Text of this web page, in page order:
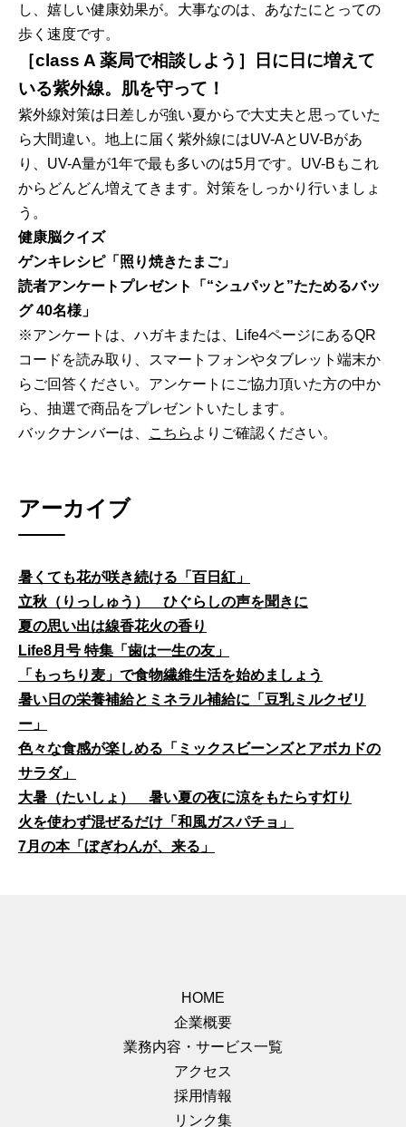
し、嬉しい健康効果が。大事なのは、あなたにとっての
歩く速度です。
［class A 薬局で相談しよう］日に日に増えて
いる紫外線。肌を守って！
紫外線対策は日差しが強い夏からで大丈夫と思っていた
ら大間違い。地上に届く紫外線にはUV-AとUV-Bがあ
り、UV-A量が1年で最も多いのは5月です。UV-Bもこれ
からどんどん増えてきます。対策をしっかり行いましょ
う。
健康脳クイズ
ゲンキレシピ「照り焼きたまご」
読者アンケートプレゼント「“シュパッと”たためるバッ
グ 40名様」
※アンケートは、ハガキまたは、Life4ページにあるQR
コードを読み取り、スマートフォンやタブレット端末か
らご回答ください。アンケートにご協力頂いた方の中か
ら、抽選で商品をプレゼントいたします。
バックナンバーは、
こちら よりご確認ください。
アーカイブ
暑くても花が咲き続ける「百日紅」
立秋（りっしゅう） ひぐらしの声を聞きに
夏の思い出は線香花火の香り
Life8月号 特集「歯は一生の友」
「もっちり麦」で食物繊維生活を始めましょう
暑い日の栄養補給とミネラル補給に「豆乳ミルクゼリ
ー」
色々な食感が楽しめる「ミックスビーンズとアボカドの
サラダ」
大暑（たいしょ） 暑い夏の夜に涼をもたらす灯り
火を使わず混ぜるだけ「和風ガスパチョ」
7月の本「ぼぎわんが、来る」
HOME
企業概要
業務内容・サービス一覧
アクセス
採用情報
リンク集